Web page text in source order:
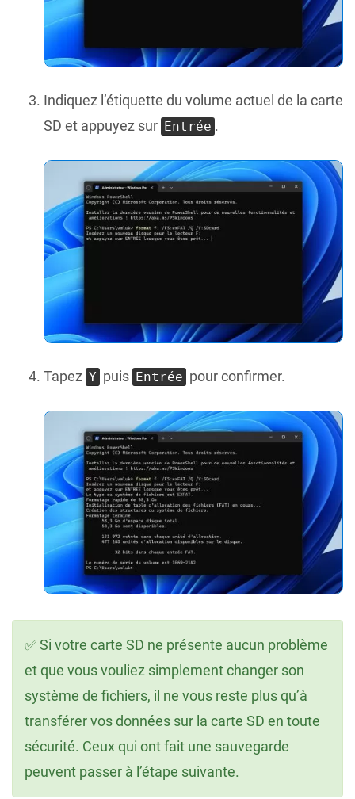
Indiquez l’étiquette du volume actuel de la carte
SD et appuyez sur Entrée .
Tapez Y puis Entrée pour confirmer.
✅ Si votre carte SD ne présente aucun problème
et que vous vouliez simplement changer son
système de fichiers, il ne vous reste plus qu’à
transférer vos données sur la carte SD en toute
sécurité. Ceux qui ont fait une sauvegarde
peuvent passer à l’étape suivante.